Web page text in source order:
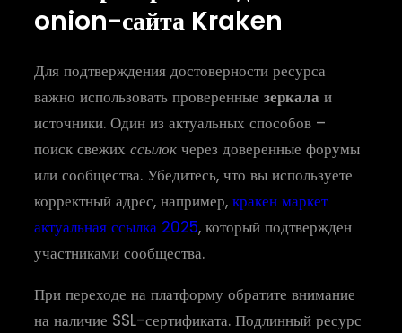
onion-сайта Kraken
Для подтверждения достоверности ресурса
важно использовать проверенные зеркала и
источники. Один из актуальных способов –
поиск свежих ссылок через доверенные форумы
или сообщества. Убедитесь, что вы используете
корректный адрес, например, кракен маркет
актуальная ссылка 2025, который подтвержден
участниками сообщества.
При переходе на платформу обратите внимание
на наличие SSL-сертификата. Подлинный ресурс